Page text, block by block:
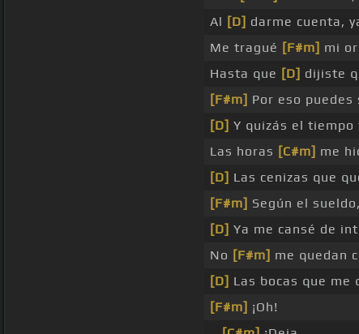
Al [D] darme cuenta,
Me tragué [F#m] mi
Hasta que [D] dijiste
[F#m] Por eso puedes
[D] Y quizás el tiempo
Las horas [C#m] me
[D] Las cenizas que
[F#m] Según el
[D] Ya me cansé de
No [F#m] me quedan
[D] Las bocas que me
[F#m] ¡Oh!